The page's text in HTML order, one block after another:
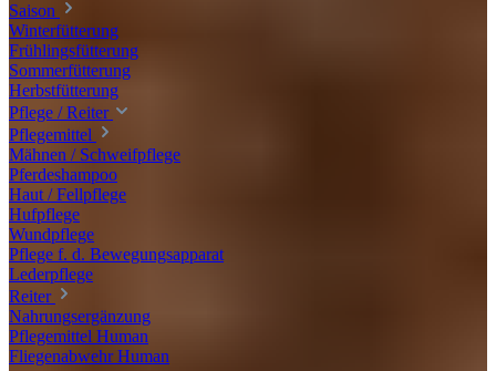
Saison
Winterfütterung
Frühlingsfütterung
Sommerfütterung
Herbstfütterung
Pflege / Reiter
Pflegemittel
Mähnen / Schweifpflege
Pferdeshampoo
Haut / Fellpflege
Hufpflege
Wundpflege
Pflege f. d. Bewegungsapparat
Lederpflege
Reiter
Nahrungsergänzung
Pflegemittel Human
Fliegenabwehr Human